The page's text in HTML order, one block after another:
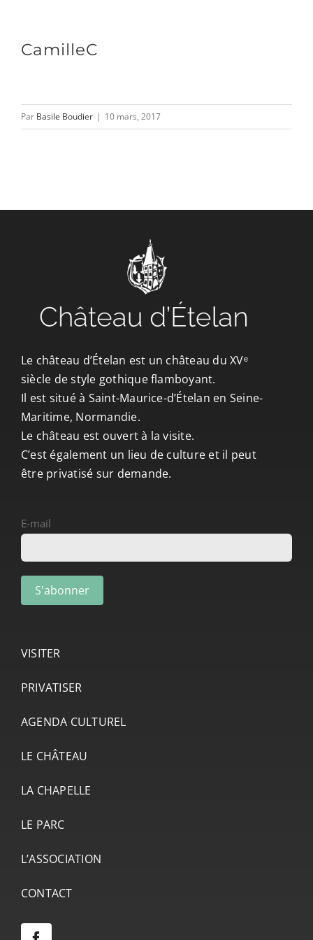
contenu
L’ASSOCIATION
CONTACT/ACCÈS
CamilleC
Par Basile Boudier | 10 mars, 2017
Le château d’Ételan est un château du XVᵉ
siècle de style gothique flamboyant.
Il est situé à Saint-Maurice-d’Ételan en Seine-
Maritime, Normandie.
Le château est ouvert à la visite.
C’est également un lieu de culture et il peut
être privatisé sur demande.
E-mail
VISITER
PRIVATISER
AGENDA CULTUREL
LE CHÂTEAU
LA CHAPELLE
LE PARC
L’ASSOCIATION
CONTACT